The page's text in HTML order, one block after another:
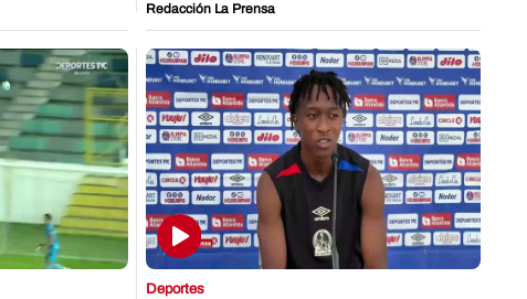
Redacción La Prensa
Deportes